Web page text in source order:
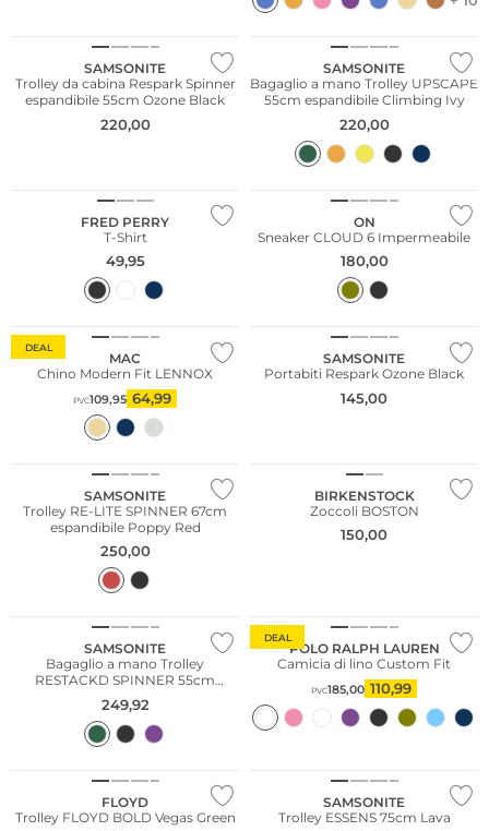
SAMSONITE
Trolley da cabina Respark Spinner
espandibile 55cm Ozone Black
220,00
Sostenibile
SAMSONITE
Bagaglio a mano Trolley UPSCAPE
55cm espandibile Climbing Ivy
220,00
FRED PERRY
T-Shirt
49,95
ON
Sneaker CLOUD 6 Impermeabile
180,00
DEAL
MAC
Chino Modern Fit LENNOX
PVC109,95 64,99
SAMSONITE
Portabiti Respark Ozone Black
145,00
SAMSONITE
Trolley RE-LITE SPINNER 67cm
espandibile Poppy Red
250,00
BIRKENSTOCK
Zoccoli BOSTON
150,00
SAMSONITE
Bagaglio a mano Trolley
RESTACKD SPINNER 55cm
espandibile Sage
249,92
DEAL
POLO RALPH LAUREN
Camicia di lino Custom Fit
PVC185,00 110,99
FLOYD
Trolley FLOYD BOLD Vegas Green
SAMSONITE
Trolley ESSENS 75cm Lava